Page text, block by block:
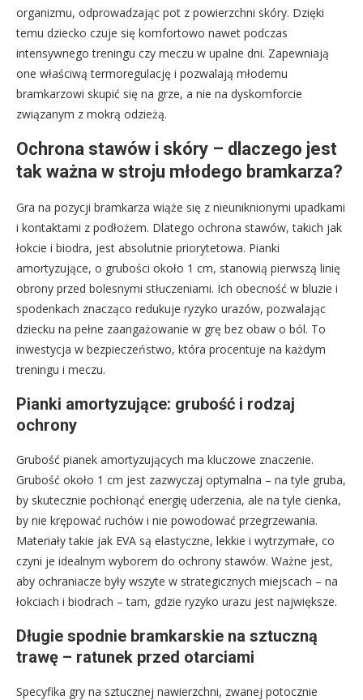
organizmu, odprowadzając pot z powierzchni skóry. Dzięki
temu dziecko czuje się komfortowo nawet podczas
intensywnego treningu czy meczu w upalne dni. Zapewniają
one właściwą termoregulację i pozwalają młodemu
bramkarzowi skupić się na grze, a nie na dyskomforcie
związanym z mokrą odzieżą.
Ochrona stawów i skóry – dlaczego jest
tak ważna w stroju młodego bramkarza?
Gra na pozycji bramkarza wiąże się z nieuniknionymi upadkami
i kontaktami z podłożem. Dlatego ochrona stawów, takich jak
łokcie i biodra, jest absolutnie priorytetowa. Pianki
amortyzujące, o grubości około 1 cm, stanowią pierwszą linię
obrony przed bolesnymi stłuczeniami. Ich obecność w bluzie i
spodenkach znacząco redukuje ryzyko urazów, pozwalając
dziecku na pełne zaangażowanie w grę bez obaw o ból. To
inwestycja w bezpieczeństwo, która procentuje na każdym
treningu i meczu.
Pianki amortyzujące: grubość i rodzaj
ochrony
Grubość pianek amortyzujących ma kluczowe znaczenie.
Grubość około 1 cm jest zazwyczaj optymalna – na tyle gruba,
by skutecznie pochłonąć energię uderzenia, ale na tyle cienka,
by nie krępować ruchów i nie powodować przegrzewania.
Materiały takie jak EVA są elastyczne, lekkie i wytrzymałe, co
czyni je idealnym wyborem do ochrony stawów. Ważne jest,
aby ochraniacze były wszyte w strategicznych miejscach – na
łokciach i biodrach – tam, gdzie ryzyko urazu jest największe.
Długie spodnie bramkarskie na sztuczną
trawę – ratunek przed otarciami
Specyfika gry na sztucznej nawierzchni, zwanej potocznie